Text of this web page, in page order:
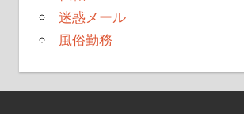
迷惑メール
風俗勤務